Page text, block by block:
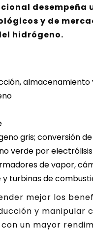
desempeña
y de
hidrógeno.
gris; conversión
verde por electrólisis
de vapor,
turbinas de
mejor los
y manipular
un mayor